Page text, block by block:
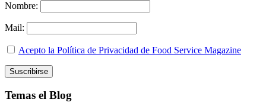
Nombre:
Mail:
Acepto la Política de Privacidad de Food Service Magazine
Temas el Blog